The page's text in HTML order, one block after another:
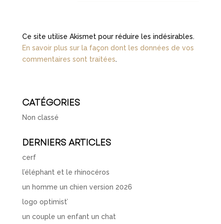
Ce site utilise Akismet pour réduire les indésirables.
En savoir plus sur la façon dont les données de vos
commentaires sont traitées.
CATÉGORIES
Non classé
DERNIERS ARTICLES
cerf
l’éléphant et le rhinocéros
un homme un chien version 2026
logo optimist’
un couple un enfant un chat